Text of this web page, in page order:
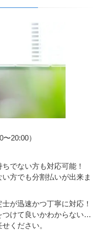
20:00）
でない方も対応可能！
方でも分割払いが出来ま
が迅速かつ丁寧に対応！
つけて良いかわからない…
ください。